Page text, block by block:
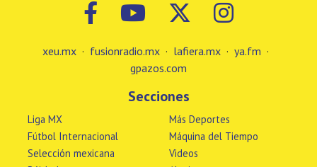
xeu.mx · fusionradio.mx · lafiera.mx · ya.fm ·
gpazos.com
Secciones
Liga MX
Fútbol Internacional
Selección mexicana
Más Deportes
Máquina del Tiempo
Videos